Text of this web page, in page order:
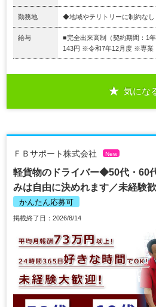
勤務地 ◆地域やテリトリーに制約なし
給与
■完全出来高制（契約期間：1
143円 ※令和7年12月度 ※専業
気にな
ＦＢサポート株式会社 New
軽貨物のドライバー◆50代・60
みは自由に決めれます／未経験
かんたん応募可
掲載終了日：2026/8/14